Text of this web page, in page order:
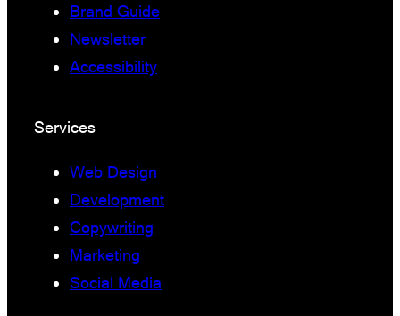
Brand Guide
Newsletter
Accessibility
Services
Web Design
Development
Copywriting
Marketing
Social Media